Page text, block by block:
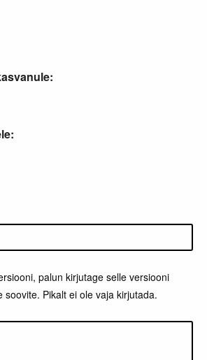
palun kirjutage selle versiooni
soovite. Pikalt ei ole vaja kirjutada.